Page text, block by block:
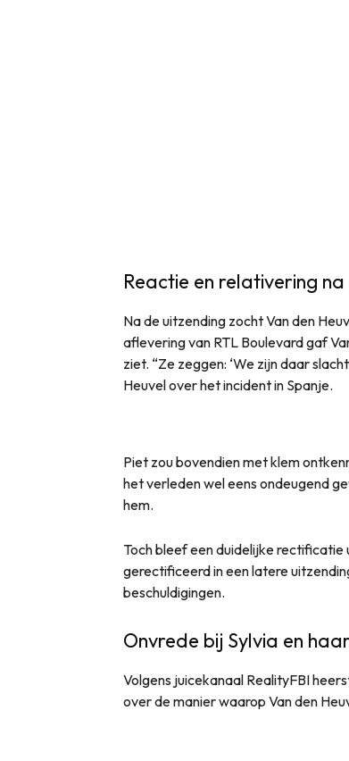
Reactie en relativering
Na de uitzending zocht Van den
aflevering van RTL Boulevard gaf
ziet. “Ze zeggen: ‘We zijn daar
Heuvel over het incident in Spanje.
Piet zou bovendien met klem
het verleden wel eens ondeugend
hem.
Toch bleef een duidelijke
gerectificeerd in een latere
beschuldigingen.
Onvrede bij Sylvia en
Volgens juicekanaal RealityFBI
over de manier waarop Van den